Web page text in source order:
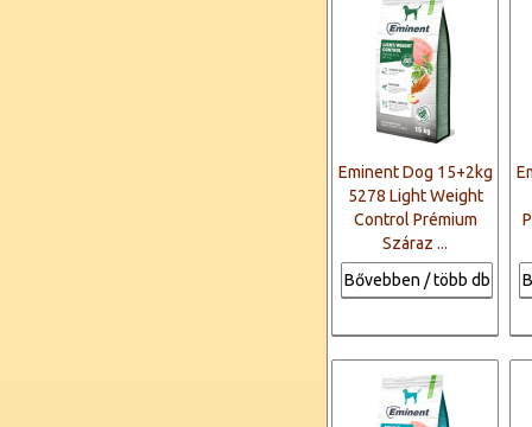
Eminent Dog 15+2kg
5278 Light Weight
Control Prémium
Száraz ...
Bővebben / több db